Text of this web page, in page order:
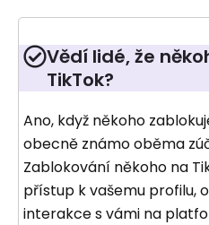
Vědí lidé, že
TikTok?
Ano, když někoho
obecně známo oběma
Zablokování někoho na
přístup k vašemu profilu,
interakce s vámi na